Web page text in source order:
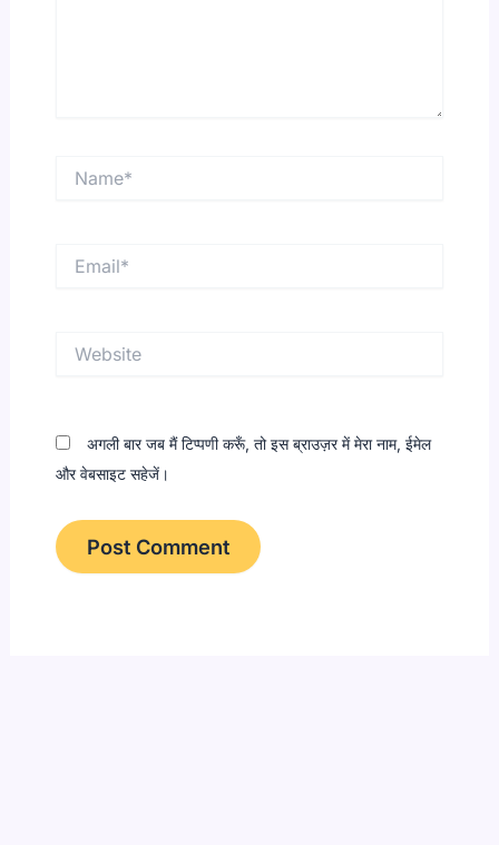
अगली बार जब मैं टिप्पणी करूँ, तो इस ब्राउज़र में मेरा नाम, ईमेल
और वेबसाइट सहेजें।